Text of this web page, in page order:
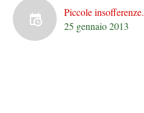
Piccole
25 gennaio 2013